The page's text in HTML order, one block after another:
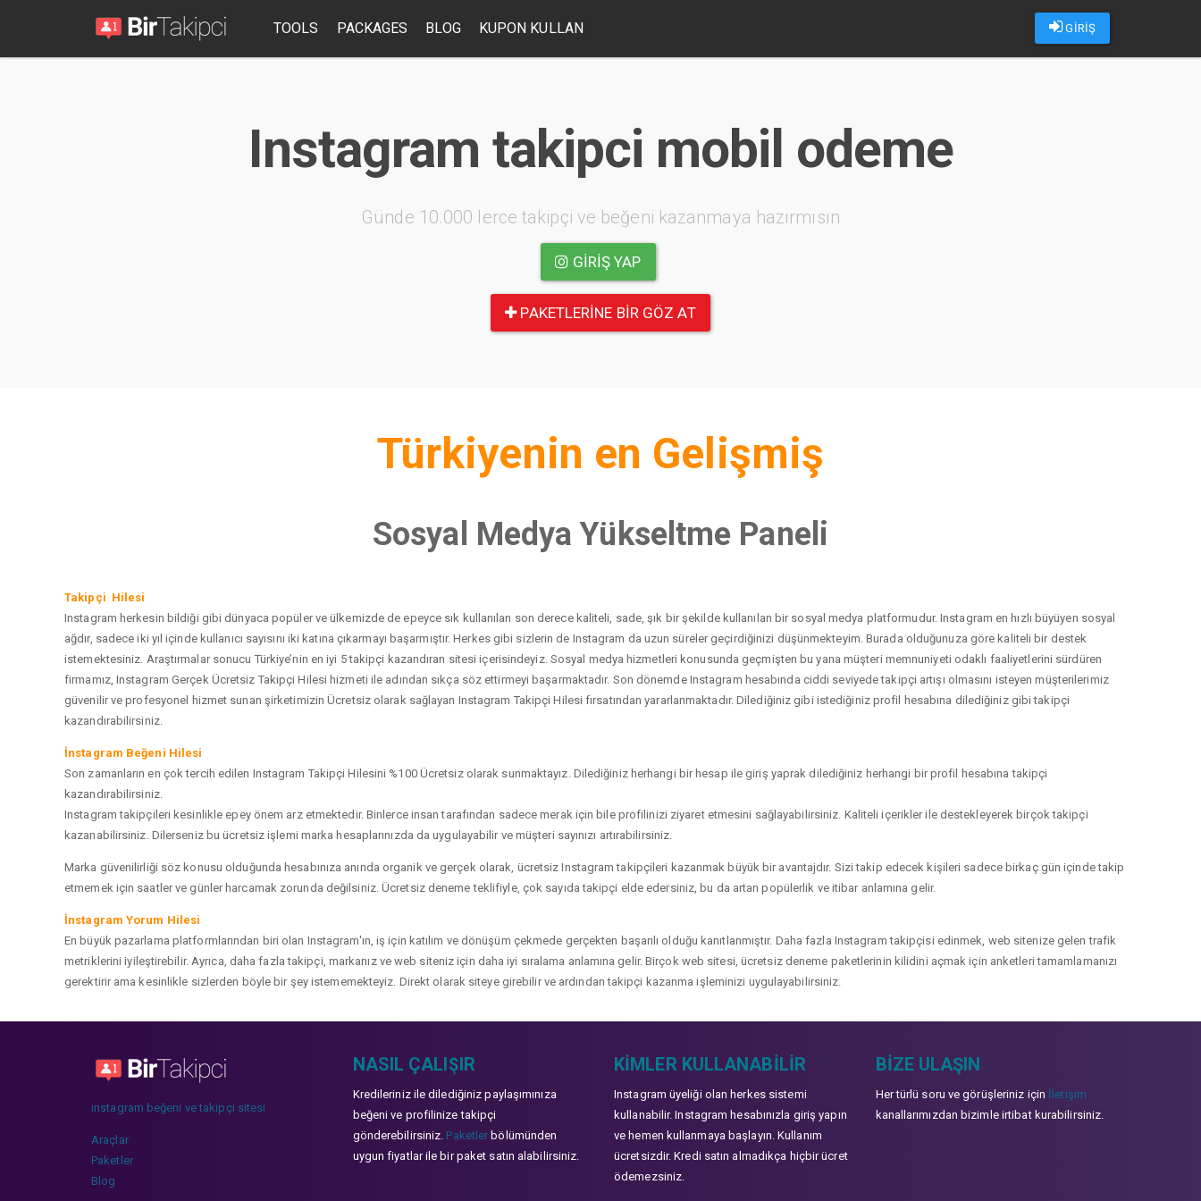
GİRİŞ
TOOLS PACKAGES BLOG KUPON KULLAN
Instagram takipci mobil odeme
Günde 10.000 lerce takipçi ve beğeni kazanmaya hazırmısın
GIRIŞ YAP
PAKETLERINE BIR GÖZ AT
Türkiyenin en Gelişmiş
Sosyal Medya Yükseltme Paneli
Takipçi Hilesi
Instagram herkesin bildiği gibi dünyaca popüler ve ülkemizde de epeyce sık kullanılan son derece kaliteli, sade, şık bir şekilde kullanılan bir sosyal medya platformudur. Instagram en hızlı büyüyen sosyal
ağdır, sadece iki yıl içinde kullanıcı sayısını iki katına çıkarmayı başarmıştır. Herkes gibi sizlerin de Instagram da uzun süreler geçirdiğinizi düşünmekteyim. Burada olduğunuza göre kaliteli bir destek
istemektesiniz. Araştırmalar sonucu Türkiye’nin en iyi 5 takipçi kazandıran sitesi içerisindeyiz. Sosyal medya hizmetleri konusunda geçmişten bu yana müşteri memnuniyeti odaklı faaliyetlerini sürdüren
firmamız, Instagram Gerçek Ücretsiz Takipçi Hilesi hizmeti ile adından sıkça söz ettirmeyi başarmaktadır. Son dönemde Instagram hesabında ciddi seviyede takipçi artışı olmasını isteyen müşterilerimiz
güvenilir ve profesyonel hizmet sunan şirketimizin Ücretsiz olarak sağlayan Instagram Takipçi Hilesi fırsatından yararlanmaktadır. Dilediğiniz gibi istediğiniz profil hesabına dilediğiniz gibi takipçi
kazandırabilirsiniz.
İnstagram Beğeni Hilesi
Son zamanların en çok tercih edilen Instagram Takipçi Hilesini %100 Ücretsiz olarak sunmaktayız. Dilediğiniz herhangi bir hesap ile giriş yaprak dilediğiniz herhangi bir profil hesabına takipçi
kazandırabilirsiniz.
Instagram takipçileri kesinlikle epey önem arz etmektedir. Binlerce insan tarafından sadece merak için bile profilinizi ziyaret etmesini sağlayabilirsiniz. Kaliteli içerikler ile destekleyerek birçok takipçi
kazanabilirsiniz. Dilerseniz bu ücretsiz işlemi marka hesaplarınızda da uygulayabilir ve müşteri sayınızı artırabilirsiniz.
Marka güvenilirliği söz konusu olduğunda hesabınıza anında organik ve gerçek olarak, ücretsiz Instagram takipçileri kazanmak büyük bir avantajdır. Sizi takip edecek kişileri sadece birkaç gün içinde takip
etmemek için saatler ve günler harcamak zorunda değilsiniz. Ücretsiz deneme teklifiyle, çok sayıda takipçi elde edersiniz, bu da artan popülerlik ve itibar anlamına gelir.
İnstagram Yorum Hilesi
En büyük pazarlama platformlarından biri olan Instagram'ın, iş için katılım ve dönüşüm çekmede gerçekten başarılı olduğu kanıtlanmıştır. Daha fazla Instagram takipçisi edinmek, web sitenize gelen trafik
metriklerini iyileştirebilir. Ayrıca, daha fazla takipçi, markanız ve web siteniz için daha iyi sıralama anlamına gelir. Birçok web sitesi, ücretsiz deneme paketlerinin kilidini açmak için anketleri tamamlamanızı
gerektirir ama kesinlikle sizlerden böyle bir şey istememekteyiz. Direkt olarak siteye girebilir ve ardından takipçi kazanma işleminizi uygulayabilirsiniz.
instagram beğeni ve takipçi sitesi
Araçlar
Paketler
Blog
NASIL ÇALIŞIR
Kredileriniz ile dilediğiniz paylaşımınıza
beğeni ve profilinize takipçi
gönderebilirsiniz. Paketler bölümünden
uygun fiyatlar ile bir paket satın alabilirsiniz.
KIMLER KULLANABILIR
Instagram üyeliği olan herkes sistemi
kullanabilir. Instagram hesabınızla giriş yapın
ve hemen kullanmaya başlayın. Kullanım
ücretsizdir. Kredi satın almadıkça hiçbir ücret
ödemezsiniz.
BIZE ULAŞIN
Her türlü soru ve görüşleriniz için İletişim
kanallarımızdan bizimle irtibat kurabilirsiniz.